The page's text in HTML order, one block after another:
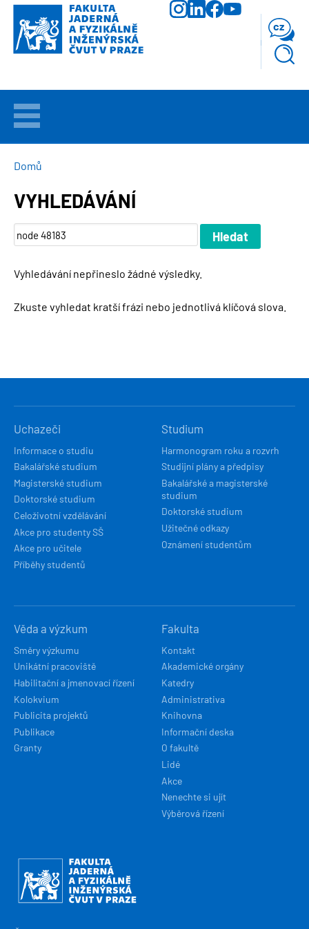
Přejít
hlavnímu
obsahu
VÍTEJTE
UCHAZEČI
STUDIUM
VĚDA
FAKULTA
cz
DROBEČKOVÁ
Domů
VYHLEDÁVÁNÍ
Vyhledávání nepřineslo žádné výsledky.
Zkuste vyhledat kratší frázi nebo jednotlivá klíčová slova.
NAVIGACE
Uchazeči
Informace o studiu
Bakalářské studium
Magisterské studium
Doktorské studium
Celoživotní vzdělávání
Akce pro studenty SŠ
Akce pro učitele
Příběhy studentů
Studium
Harmonogram roku a rozvrh
Studijní plány a předpisy
Bakalářské a magisterské
studium
Doktorské studium
Užitečné odkazy
Oznámení studentům
Věda a výzkum
Směry výzkumu
Unikátní pracoviště
Habilitační a jmenovací řízení
Kolokvium
Publicita projektů
Publikace
Granty
Fakulta
Kontakt
Akademické orgány
Katedry
Administrativa
Knihovna
Informační deska
O fakultě
Lidé
Akce
Nenechte si ujít
Výběrová řízení
Obrázek